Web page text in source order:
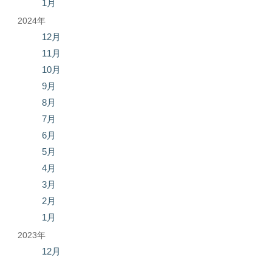
1月
2024年
12月
11月
10月
9月
8月
7月
6月
5月
4月
3月
2月
1月
2023年
12月